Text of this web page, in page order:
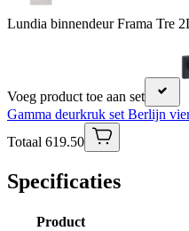
Lundia binnendeur Frama Tre
Voeg product toe aan set
Gamma deurkruk set Berlijn
Totaal 619.50
Specificaties
Product